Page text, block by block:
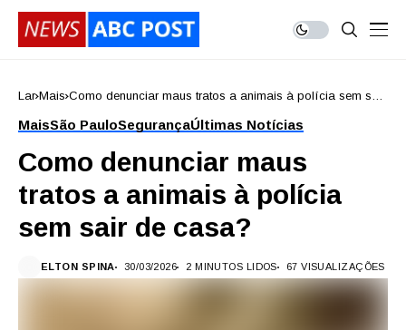
Lar Mais Como denunciar maus tratos a animais à polícia sem sair
MaisSão PauloSegurançaÚltimas Notícias
Como denunciar maus
tratos a animais à polícia
sem sair de casa?
ELTON SPINA 30/03/2026 2 MINUTOS LIDOS 67 VISUALIZAÇÕES